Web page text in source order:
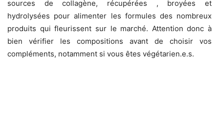
sources de collagène, récupérées , broyées et
hydrolysées pour alimenter les formules des nombreux
produits qui fleurissent sur le marché. Attention donc à
bien vérifier les compositions avant de choisir vos
compléments, notamment si vous êtes végétarien.e.s.